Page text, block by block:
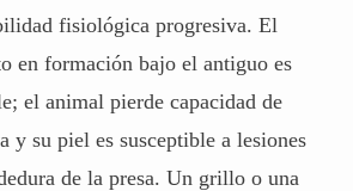
fisiológica progresiva. El
en formación bajo el antiguo es
el animal pierde capacidad de
y su piel es susceptible a lesiones
de la presa. Un grillo o una